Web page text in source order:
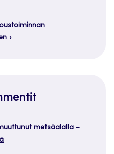
metsäalalla –